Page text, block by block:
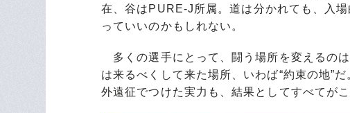
在、谷はPURE-J所属。道は分かれても、入
っていいのかもしれない。
多くの選手にとって、闘う場所を変えるの
は来るべくして来た場所、いわば“約束の地”
外遠征でつけた実力も、結果としてすべてがこ